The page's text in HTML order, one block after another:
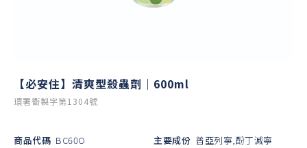
【必安住】清爽型殺蟲劑｜600ml
環署衛製字第1304號
商品代碼 BC60O
主要成份 普亞列寧,酚丁滅寧